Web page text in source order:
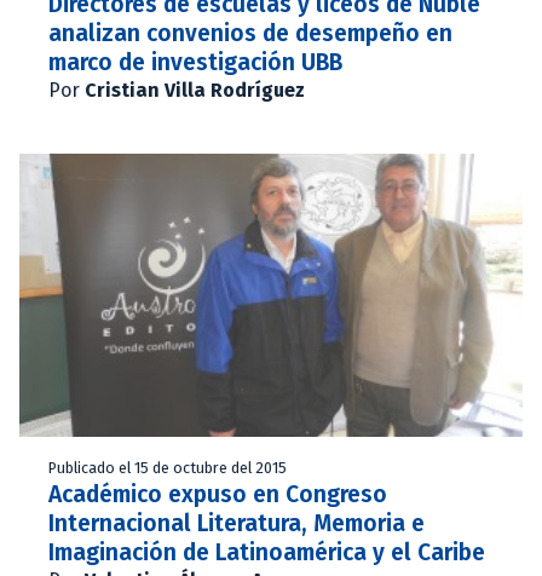
analizan convenios de desempeño en
marco de investigación UBB
Por Cristian Villa Rodríguez
Publicado el 15 de octubre del 2015
Académico expuso en Congreso
Internacional Literatura, Memoria e
Imaginación de Latinoamérica y el Caribe